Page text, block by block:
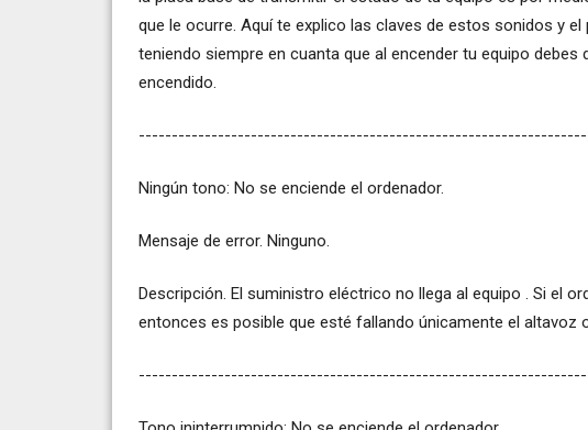
que le ocurre. Aquí te explico las claves de estos sonidos y
teniendo siempre en cuanta que al encender tu equipo
encendido.
Ningún tono: No se enciende el ordenador.
Mensaje de error. Ninguno.
Descripción. El suministro eléctrico no llega al equipo . Si el
entonces es posible que esté fallando únicamente el altavoz